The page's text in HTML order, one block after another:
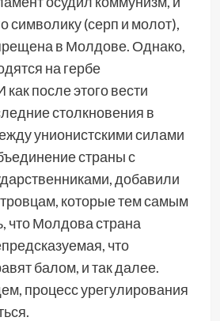
символику (серп и молот),
в Молдове. Однако,
на гербе
после этого вести
столкновения в
унионистскими силами
страны с
добавили
которые тем самым
что Молдова страна
что
балом, и так далее.
процесс урегулирования